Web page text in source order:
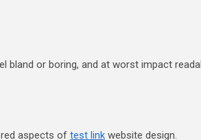
bland or boring, and at worst impact
aspects of test link website design.